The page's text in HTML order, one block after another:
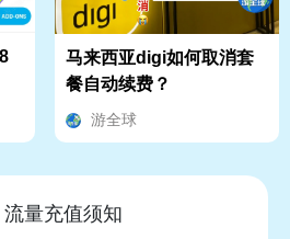
马来西亚digi如何取消套
餐自动续费？
游全球
量充值须知